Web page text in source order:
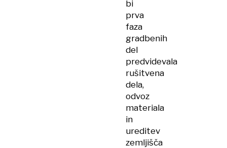
bi
prva
faza
gradbenih
del
predvidevala
rušitvena
dela,
odvoz
materiala
in
ureditev
zemljišča